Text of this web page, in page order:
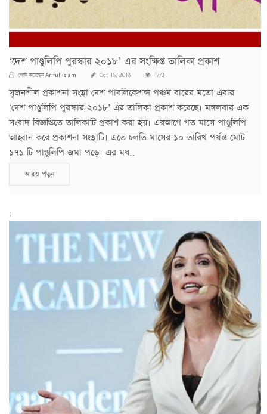
‘দেশ পাণ্ডুলিপি পুরস্কার ২০১৮’ এর সংক্ষিপ্ত তালিকা প্রকাশ
পোস্ট করেছেনAriful Islam Oct 16, 2018 1773
সৃজনশীল প্রকাশনা সংস্থা দেশ পাবলিকেশন্স পঞ্চম বারের মতো এবার
‘দেশ পাণ্ডুলিপি পুরস্কার ২০১৮’ এর তালিকা প্রকাশ করেছে। মঙ্গলবার এক
সংবাদ বিজ্ঞপ্তিতে তালিকাটি প্রকাশ করা হয়। এরআগে গত মাসে পাণ্ডুলিপি
আহ্বান করে প্রকাশনা সংস্থাটি। এতে চলতি মাসের ১০ তারিখ পর্যন্ত মোট
১৭১ টি পাণ্ডুলিপি জমা পড়ে। এর মধ..
আরও পড়ুন
;